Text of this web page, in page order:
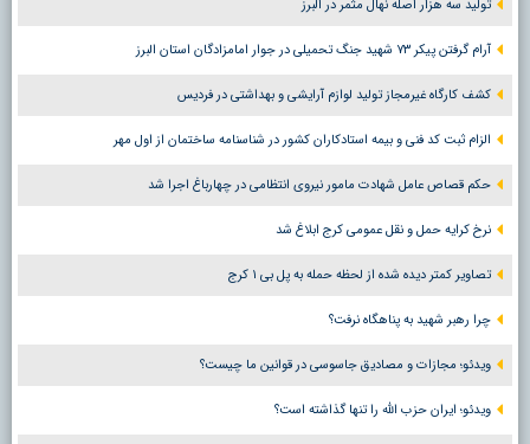
تولید سه هزار اصله نهال مثمر در البرز
آرام گرفتن پیکر ۷۳ شهید جنگ تحمیلی در جوار امامزادگان استان البرز
کشف کارگاه غیرمجاز تولید لوازم آرایشی و بهداشتی در فردیس
الزام ثبت کد فنی و بیمه استادکاران کشور در شناسنامه ساختمان از اول مهر
حکم قصاص عامل شهادت مامور نیروی انتظامی در چهارباغ اجرا شد
نرخ کرایه حمل و نقل عمومی کرج ابلاغ شد
تصاویر کمتر دیده شده از لحظه حمله به پل بی ۱ کرج
چرا رهبر شهید به پناهگاه نرفت؟
ویدئو؛ مجازات و مصادیق جاسوسی در قوانین ما چیست؟
ویدئو؛ ایران حزب الله را تنها گذاشته است؟